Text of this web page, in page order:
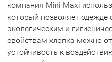
компания Mini Maxi
который позволяет
экологическим и
свойствам хлопка можно
устойчивость к